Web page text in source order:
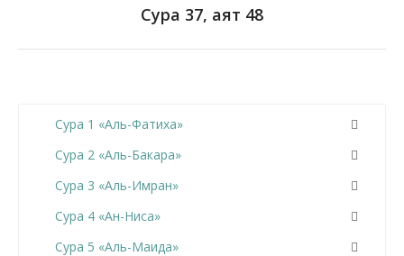
Сура 37, аят 48
Сура 1 «Аль-Фатиха»
Сура 2 «Аль-Бакара»
Сура 3 «Аль-Имран»
Сура 4 «Ан-Ниса»
Сура 5 «Аль-Маида»